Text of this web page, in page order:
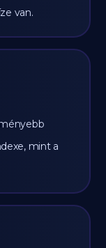
van.
mint a